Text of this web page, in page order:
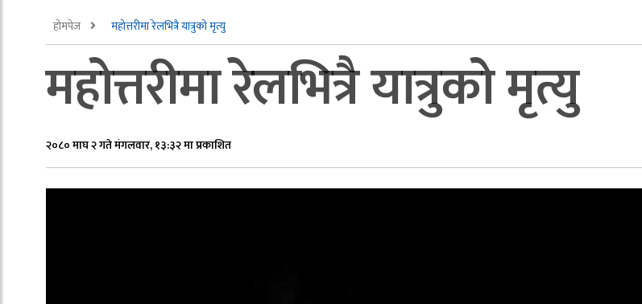
होमपेज महोत्तरीमा रेलभित्रै यात्रुको मृत्यु
महोत्तरीमा रेलभित्रै यात्रुको मृत्यु
२०८० माघ २ गते मंगलवार, १३:३२ मा प्रकाशित